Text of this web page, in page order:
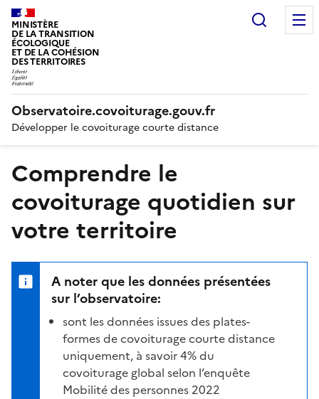
MINISTÈRE
DE LA TRANSITION
ÉCOLOGIQUE
ET DE LA COHÉSION
DES TERRITOIRES
Observatoire.covoiturage.gouv.fr
Développer le covoiturage courte distance
Comprendre le
covoiturage quotidien sur
votre territoire
A noter que les données présentées
sur l’observatoire:
sont les données issues des plates-
formes de covoiturage courte distance
uniquement, à savoir 4% du
covoiturage global selon l’enquête
Mobilité des personnes 2022